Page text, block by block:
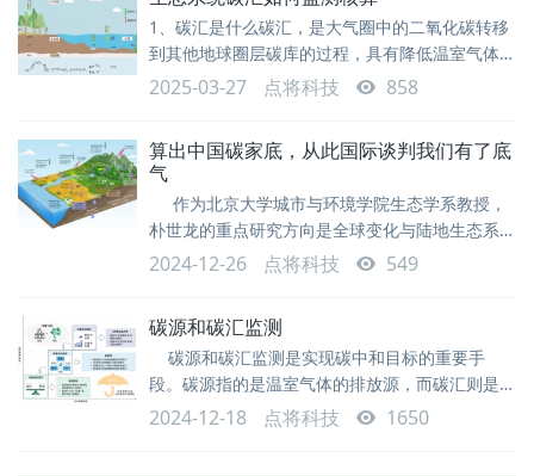
望》新闻周刊记者 贾雯静8月1日，由阿尔山市木
林森育苗造林有限公司开发的阿尔山市杜
1、碳汇是什么碳汇，是大气圈中的二氧化碳转移
到其他地球圈层碳库的过程，具有降低温室气体浓
度、减缓气候变化的作用。一般来说，以森林为代
表的陆地生态系统是生物圈碳库，海洋是水圈碳
生态系统碳汇过程 森林碳汇，指森林植物吸收
大气中的二氧化碳并将其固定在植被或土壤中。森
林是陆地生态系统中最大的碳库，在降低大气中温
室气体浓度、
2025-03-27 点将科技 858
算出中国碳家底，从此国际谈判我们有了底
气
作为北京大学城市与环境学院生态学系教授，
朴世龙的重点研究方向是全球变化与陆地生态系统
中的陆地生态系统碳循环等。碳循环，指的是碳元
素在地球上的生物圈、岩石圈、大气圈以及水圈中
持一个适宜动植物生长活动温度的关键。一般来
说，科学家们在评估人类活动所造成的碳排放对地
球的影响时，会重点参考全球“四大碳库”的数值--
即大气碳库
2024-12-26 点将科技 549
碳源和碳汇监测
碳源和碳汇监测是实现碳中和目标的重要手
段。碳源指的是温室气体的排放源，而碳汇则是指
吸收和储存这些气体的自然或人为系统。碳源和碳
汇的监测对于理解和管理气候变化具有重要意义。
2024-12-18 点将科技 1650